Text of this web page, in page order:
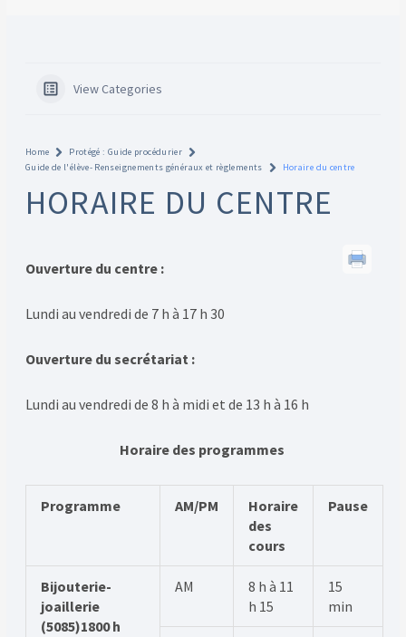
View Categories
Home
Protégé : Guide procédurier
Guide de l'élève- Renseignements généraux et règlements
Horaire du centre
HORAIRE DU CENTRE
Ouverture du centre :
Lundi au vendredi de 7 h à 17 h 30
Ouverture du secrétariat :
Lundi au vendredi de 8 h à midi et de 13 h à 16 h
Horaire des programmes
Programme AM/PM
Horaire
des
cours
Pause
Bijouterie-
joaillerie
(5085)1800 h
AM
8 h à 11
h 15
15
min